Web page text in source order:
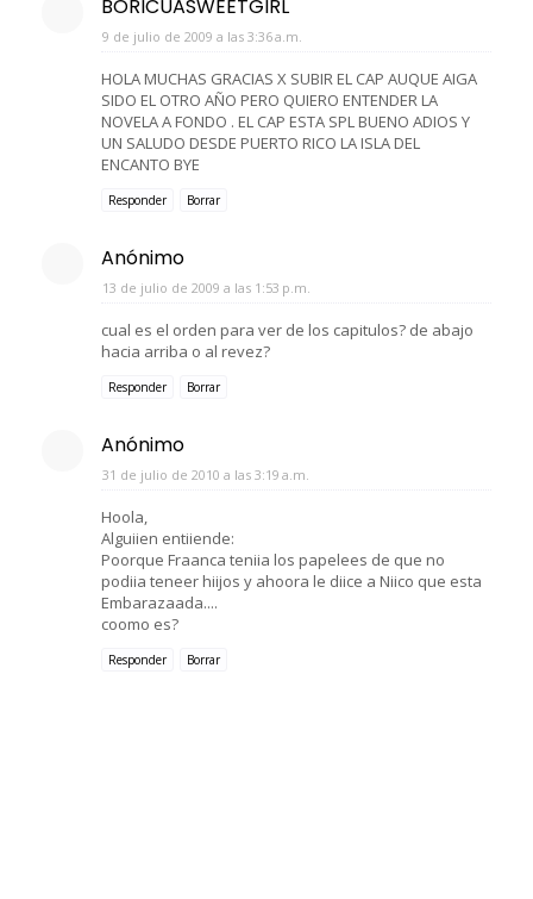
BORICUASWEETGIRL
9 de julio de 2009 a las 3:36 a.m.
HOLA MUCHAS GRACIAS X SUBIR EL CAP AUQUE AIGA
SIDO EL OTRO AÑO PERO QUIERO ENTENDER LA
NOVELA A FONDO . EL CAP ESTA SPL BUENO ADIOS Y
UN SALUDO DESDE PUERTO RICO LA ISLA DEL
ENCANTO BYE
Responder Borrar
Anónimo
13 de julio de 2009 a las 1:53 p.m.
cual es el orden para ver de los capitulos? de abajo
hacia arriba o al revez?
Responder Borrar
Anónimo
31 de julio de 2010 a las 3:19 a.m.
Hoola,
Alguiien entiiende:
Poorque Fraanca teniia los papelees de que no
podiia teneer hiijos y ahoora le diice a Niico que esta
Embarazaada....
coomo es?
Responder Borrar